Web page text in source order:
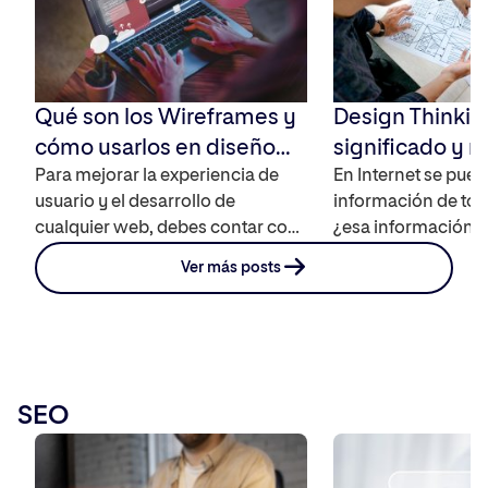
Qué son los Wireframes y
cómo usarlos en diseño
web, UX y UI
Para mejorar la experiencia de
usuario y el desarrollo de
cualquier web, debes contar con
una interfaz adecuada que sea
sencilla de utilizar, coherente y
crean y por qué debes
introducirlos como una de las […]
Design
significado y
para innovar
en el usuario
En Internet se
información de
¿esa información
verdaderamente
interesante para el
creatividad,
Ver más posts
SEO